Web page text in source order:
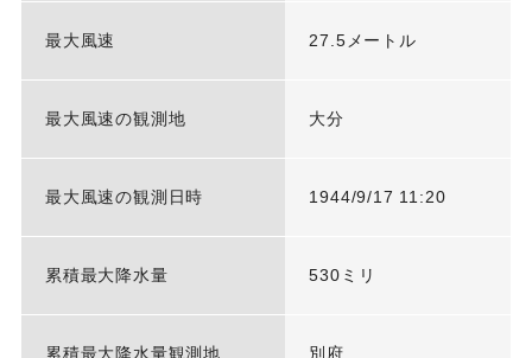
最大風速 27.5メートル
最大風速の観測地 大分
最大風速の観測日時 1944/9/17 11:20
累積最大降水量 530ミリ
累積最大降水量観測地 別府